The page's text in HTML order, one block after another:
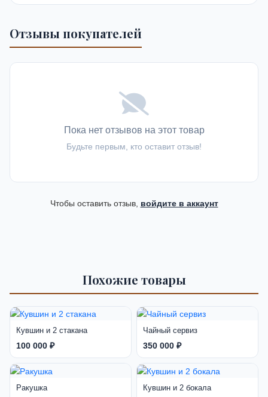
Отзывы покупателей
Пока нет отзывов на этот товар
Будьте первым, кто оставит отзыв!
Чтобы оставить отзыв, войдите в аккаунт
Похожие товары
Кувшин и 2 стакана
100 000 ₽
Чайный сервиз
350 000 ₽
Ракушка Кувшин и 2 бокала